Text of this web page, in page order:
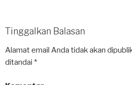
Tinggalkan Balasan
Alamat email Anda tidak akan
ditandai *